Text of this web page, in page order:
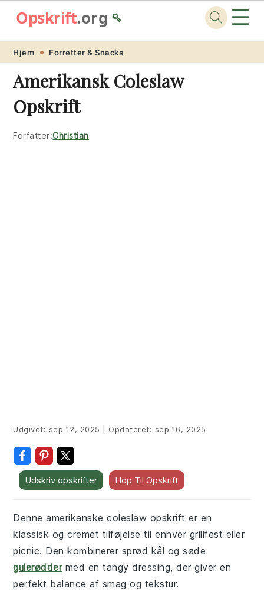
Skip
primary
navigation
Skip
main
content
Skip
primary
sidebar
Skip
footer
Opskrift.org🥄 ☰
Hjem Forretter & Snacks
Amerikansk Coleslaw
Opskrift
Forfatter:Christian
Udgivet: sep 12, 2025 Opdateret: sep 16, 2025
Udskriv opskrifter Hop Til Opskrift
Denne amerikanske coleslaw opskrift er en
klassisk og cremet tilføjelse til enhver grillfest eller
picnic. Den kombinerer sprød kål og søde
gulerøddermed en tangy dressing, der giver en
perfekt balance af smag og tekstur.